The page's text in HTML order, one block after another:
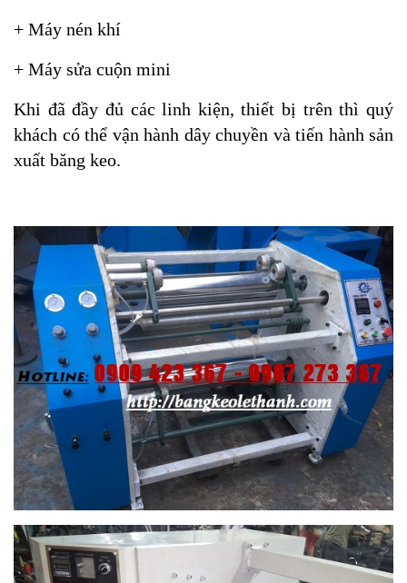
+ Máy nén khí
+ Máy sửa cuộn mini
Khi đã đầy đủ các linh kiện, thiết bị trên thì quý
khách có thể vận hành dây chuyền và tiến hành sản
xuất băng keo.